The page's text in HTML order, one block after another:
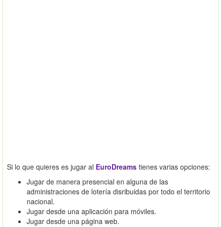
Si lo que quieres es jugar al EuroDreams tienes varias opciones:
Jugar de manera presencial en alguna de las
administraciones de lotería disribuidas por todo el territorio
nacional.
Jugar desde una aplicación para móviles.
Jugar desde una página web.